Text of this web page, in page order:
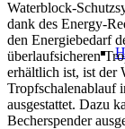
Waterblock-
dank des Energy-
den Energiebedarf
überlaufsicheren
erhältlich ist, ist der
Tropfschalenablauf
ausgestattet. Dazu
Becherspender